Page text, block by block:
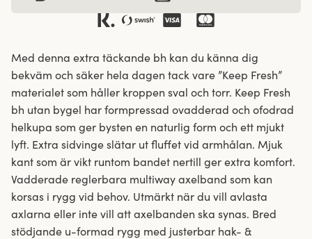
Med denna extra täckande bh kan du känna dig
bekväm och säker hela dagen tack vare ”Keep Fresh”
materialet som håller kroppen sval och torr. Keep Fresh
bh utan bygel har formpressad ovadderad och ofodrad
helkupa som ger bysten en naturlig form och ett mjukt
lyft. Extra sidvinge slätar ut fluffet vid armhålan. Mjuk
kant som är vikt runtom bandet nertill ger extra komfort.
Vadderade reglerbara multiway axelband som kan
korsas i rygg vid behov. Utmärkt när du vill avlasta
axlarna eller inte vill att axelbanden ska synas. Bred
stödjande u-formad rygg med justerbar hak- &